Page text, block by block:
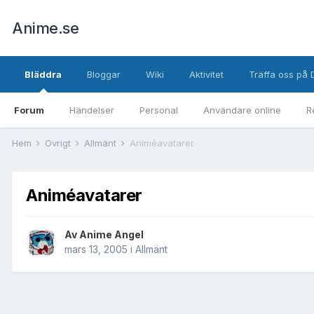
Anime.se
Bläddra
Forum Händelser Personal Användare online
Bloggar Wiki Aktivitet Träffa oss på
Hem Övrigt Allmänt Animéavatarer
Animéavatarer
Av Anime Angel
mars 13, 2005 i Allmänt